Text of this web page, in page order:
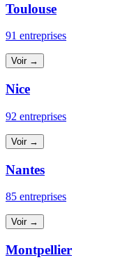
Toulouse
91 entreprises
Voir →
Nice
92 entreprises
Voir →
Nantes
85 entreprises
Voir →
Montpellier